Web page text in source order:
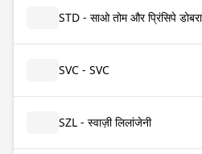
STD - साओ तोम और प्रिंसिपे
SVC - SVC
SZL - स्वाज़ी लिलांजेनी